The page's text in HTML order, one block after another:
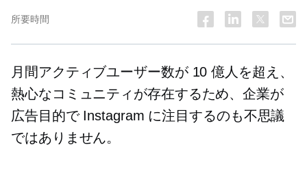
所要時間
月間アクティブユーザー数が 10 億人を超え、
熱心なコミュニティが存在するため、企業が
広告目的で Instagram に注目するのも不思議
ではありません。